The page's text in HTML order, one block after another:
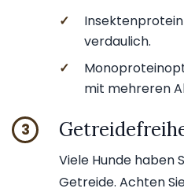
✓
verdaulich.
✓
mit mehreren
3
Viele Hunde haben
Getreide. Achten